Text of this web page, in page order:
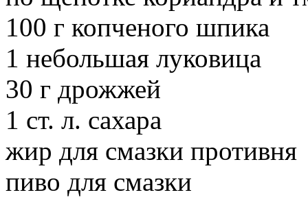
100 г копченого шпика
1 небольшая луковица
30 г дрожжей
1 ст. л. сахара
жир для смазки противня
пиво для смазки